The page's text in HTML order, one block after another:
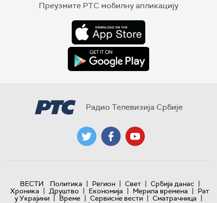
Преузмите РТС мобилну апликацију
Радио Телевизија Србије
ВЕСТИ Политика | Регион | Свет | Србија данас |
Хроника | Друштво | Економија | Мерила времена | Рат
у Украјини | Време | Сервисне вести | Сматрачница |